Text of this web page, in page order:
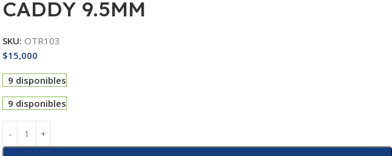
CADDY 9.5MM
SKU: OTR103
$15,000
9 disponibles
9 disponibles